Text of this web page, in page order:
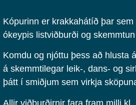
Kópurinn er krakkahátíð þar
ókeypis listviðburði og
Komdu og njóttu þess að hlusta
á skemmtilegar leik-, dans- og
þátt í smiðjum sem virkja
Allir viðburðirnir fara fram milli